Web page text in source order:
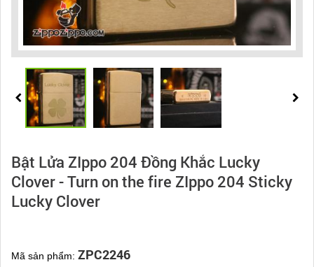
Bật Lửa ZIppo 204 Đồng Khắc Lucky
Clover - Turn on the fire ZIppo 204 Sticky
Lucky Clover
Mã sản phẩm: ZPC2246